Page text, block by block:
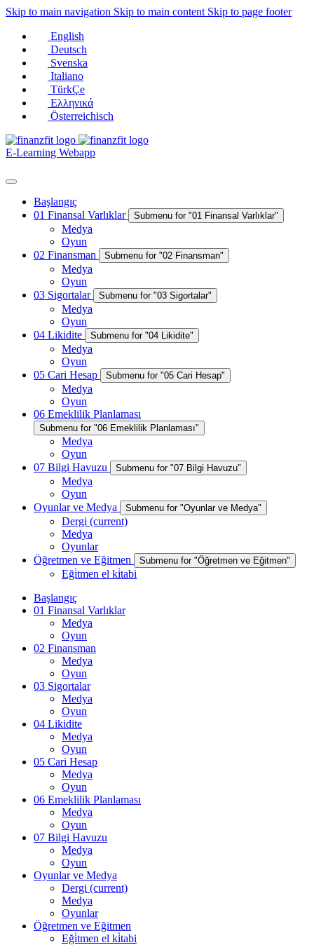
Skip to main navigation Skip to main content Skip to page footer
English
Deutsch
Svenska
Italiano
TürkÇe
Ελληνικά
Österreichisch
E-Learning Webapp
Başlangıç
01 Finansal Varlıklar
Submenu for "01 Finansal Varlıklar"
Medya
Oyun
02 Finansman
Submenu for "02 Finansman"
Medya
Oyun
03 Sigortalar
Submenu for "03 Sigortalar"
Medya
Oyun
04 Likidite
Submenu for "04 Likidite"
Medya
Oyun
05 Cari Hesap
Submenu for "05 Cari Hesap"
Medya
Oyun
06 Emeklilik Planlaması
Submenu for "06 Emeklilik Planlaması"
Medya
Oyun
07 Bilgi Havuzu
Submenu for "07 Bilgi Havuzu"
Medya
Oyun
Oyunlar ve Medya
Submenu for "Oyunlar ve Medya"
Dergi (current)
Medya
Oyunlar
Öğretmen ve Eğitmen
Submenu for "Öğretmen ve Eğitmen"
Eği̇tmen el ki̇tabi
Başlangıç
01 Finansal Varlıklar
Medya
Oyun
02 Finansman
Medya
Oyun
03 Sigortalar
Medya
Oyun
04 Likidite
Medya
Oyun
05 Cari Hesap
Medya
Oyun
06 Emeklilik Planlaması
Medya
Oyun
07 Bilgi Havuzu
Medya
Oyun
Oyunlar ve Medya
Dergi (current)
Medya
Oyunlar
Öğretmen ve Eğitmen
Eği̇tmen el ki̇tabi